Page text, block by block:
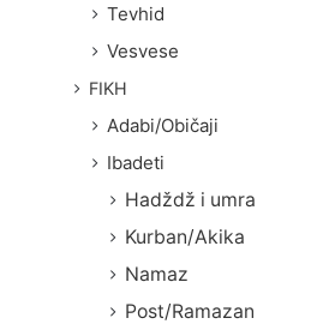
Tevhid
Vesvese
FIKH
Adabi/Običaji
Ibadeti
Hadždž i umra
Kurban/Akika
Namaz
Post/Ramazan